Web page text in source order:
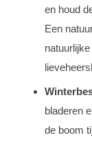
en houd
Een
bladeren
de boom